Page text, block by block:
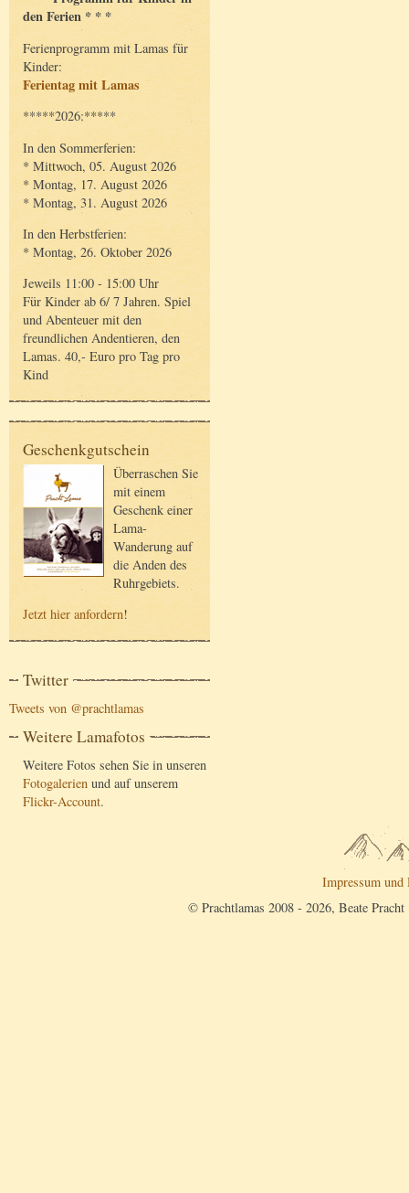
den Ferien * * *
Ferienprogramm mit Lamas für
Kinder:
Ferientag mit Lamas
*****2026:*****
In den Sommerferien:
* Mittwoch, 05. August 2026
* Montag, 17. August 2026
* Montag, 31. August 2026
In den Herbstferien:
* Montag, 26. Oktober 2026
Jeweils 11:00 - 15:00 Uhr
Für Kinder ab 6/ 7 Jahren. Spiel
und Abenteuer mit den
freundlichen Andentieren, den
Lamas. 40,- Euro pro Tag pro
Kind
Geschenkgutschein
Überraschen Sie
mit einem
Geschenk einer
Lama-
Wanderung auf
die Anden des
Ruhrgebiets.
Jetzt hier anfordern!
Twitter
Tweets von @prachtlamas
Weitere Lamafotos
Weitere Fotos sehen Sie in unseren
Fotogalerien und auf unserem
Flickr-Account.
Impressum und
© Prachtlamas 2008 - 2026, Beate Pracht